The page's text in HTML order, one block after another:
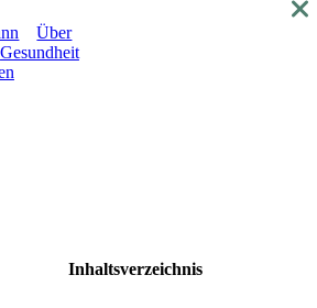
Über
Gesundheit
Inhaltsverzeichnis